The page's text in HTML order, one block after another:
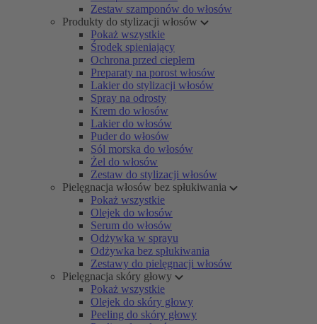
Zestaw szamponów do włosów
Produkty do stylizacji włosów
Pokaż wszystkie
Środek spieniający
Ochrona przed ciepłem
Preparaty na porost włosów
Lakier do stylizacji włosów
Spray na odrosty
Krem do włosów
Lakier do włosów
Puder do włosów
Sól morska do włosów
Żel do włosów
Zestaw do stylizacji włosów
Pielęgnacja włosów bez spłukiwania
Pokaż wszystkie
Olejek do włosów
Serum do włosów
Odżywka w sprayu
Odżywka bez spłukiwania
Zestawy do pielęgnacji włosów
Pielęgnacja skóry głowy
Pokaż wszystkie
Olejek do skóry głowy
Peeling do skóry głowy